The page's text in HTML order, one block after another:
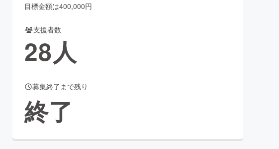
漫画
ィー・ヘルスケア
ィ
目標金額は400,000円
支援者数
28人
募集終了まで残り
終了